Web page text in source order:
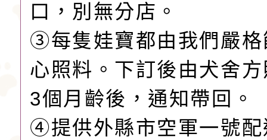
口，別無分店。
③每隻娃寶都由我們嚴格
心照料。下訂後由犬舍
3個月齡後，通知帶回。
④提供外縣市空軍一號配